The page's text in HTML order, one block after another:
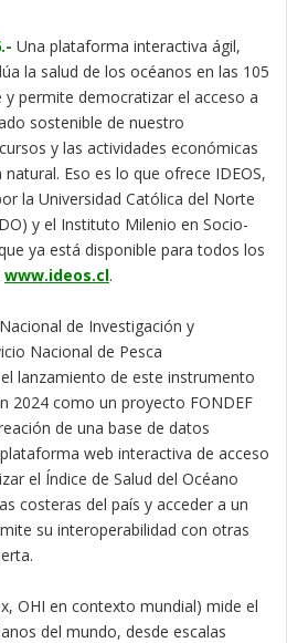
Una plataforma interactiva ágil,
la salud de los océanos en las 105
permite democratizar el acceso a
sostenible de nuestro
y las actividades económicas
Eso es lo que ofrece IDEOS,
la Universidad Católica del Norte
y el Instituto Milenio en Socio-
ya está disponible para todos los
www.ideos.cl.
de Investigación y
Nacional de Pesca
el lanzamiento de este instrumento
2024 como un proyecto FONDEF
de una base de datos
web interactiva de acceso
el Índice de Salud del Océano
costeras del país y acceder a un
su interoperabilidad con otras
OHI en contexto mundial) mide el
del mundo, desde escalas